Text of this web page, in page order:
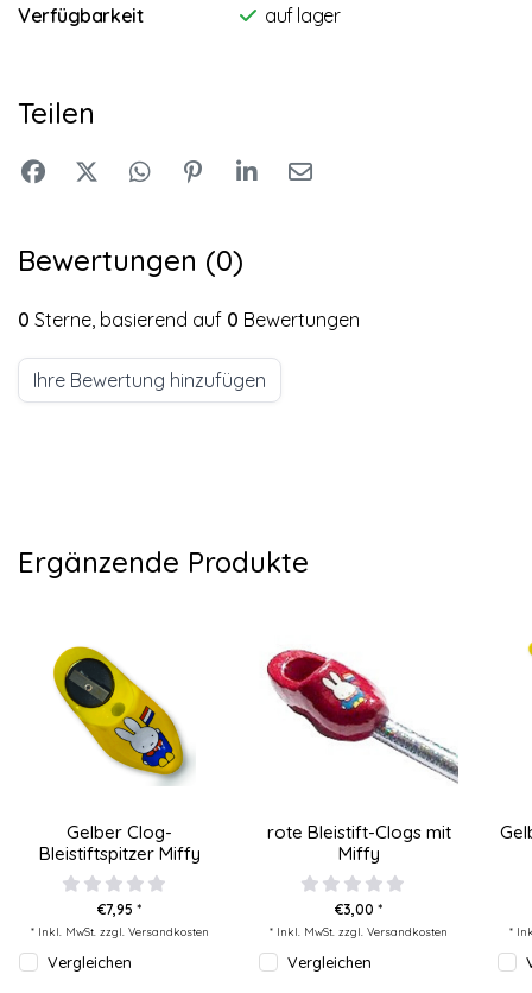
Verfügbarkeit auf lager
Teilen
Bewertungen (0)
0 Sterne, basierend auf 0 Bewertungen
Ihre Bewertung hinzufügen
Ergänzende Produkte
Gelber Clog-
Bleistiftspitzer Miffy
€7,95 *
* Inkl. MwSt. zzgl. Versandkosten
Vergleichen
rote Bleistift-Clogs mit
Miffy
€3,00 *
* Inkl. MwSt. zzgl.Versandkosten
Vergleichen
*